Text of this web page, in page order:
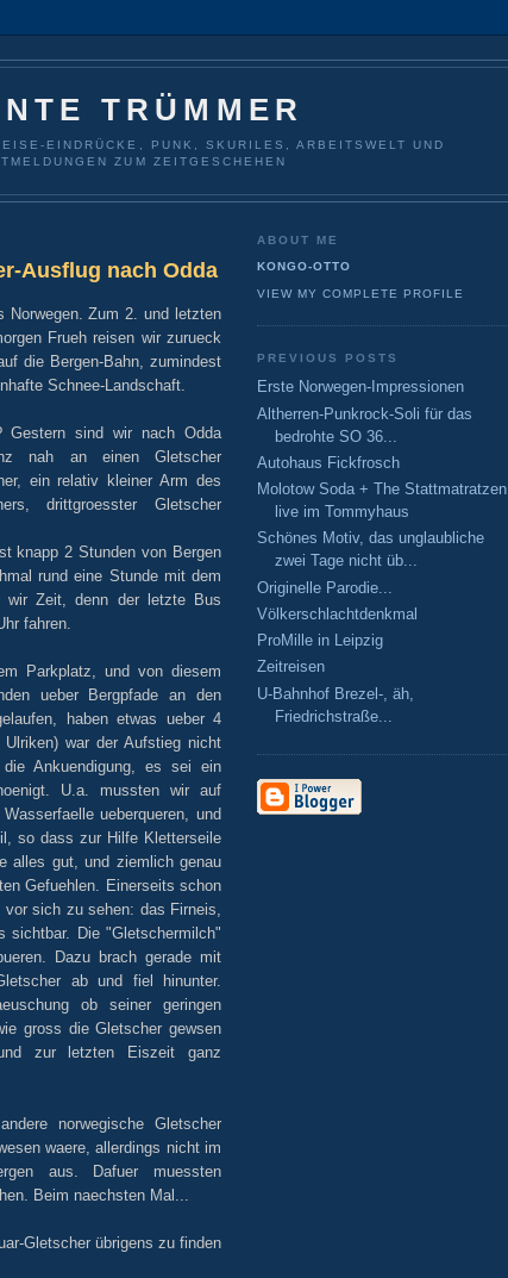
TRÜMMER
EINDRÜCKE, PUNK, SKURILES, ARBEITSWELT UND
ZUM ZEITGESCHEHEN
Ausflug nach Odda
Norwegen. Zum 2. und letzten
Frueh reisen wir zurueck
die Bergen-Bahn, zumindest
Schnee-Landschaft.
Gestern sind wir nach Odda
nah an einen Gletscher
ein relativ kleiner Arm des
drittgroesster Gletscher
knapp 2 Stunden von Bergen
rund eine Stunde mit dem
wir Zeit, denn der letzte Bus
fahren.
Parkplatz, und von diesem
ueber Bergpfade an den
haben etwas ueber 4
war der Aufstieg nicht
Ankuendigung, es sei ein
U.a. mussten wir auf
ueberqueren, und
so dass zur Hilfe Kletterseile
alles gut, und ziemlich genau
Gefuehlen. Einerseits schon
sich zu sehen: das Firneis,
sichtbar. Die "Gletschermilch"
Dazu brach gerade mit
ab und fiel hinunter.
ob seiner geringen
gross die Gletscher gewsen
zur letzten Eiszeit ganz
norwegische Gletscher
waere, allerdings nicht im
aus. Dafuer muessten
Beim naechsten Mal...
Gletscher übrigens zu finden
ABOUT ME
KONGO-OTTO
VIEW MY COMPLETE PROFILE
PREVIOUS POSTS
Erste Norwegen-Impressionen
Altherren-Punkrock-Soli für das
bedrohte SO 36...
Autohaus Fickfrosch
Molotow Soda + The Stattmatratzen
live im Tommyhaus
Schönes Motiv, das unglaubliche
zwei Tage nicht üb...
Originelle Parodie...
Völkerschlachtdenkmal
ProMille in Leipzig
Zeitreisen
U-Bahnhof Brezel-, äh,
Friedrichstraße...